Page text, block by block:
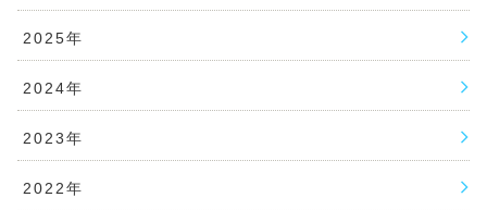
2025年
2024年
2023年
2022年